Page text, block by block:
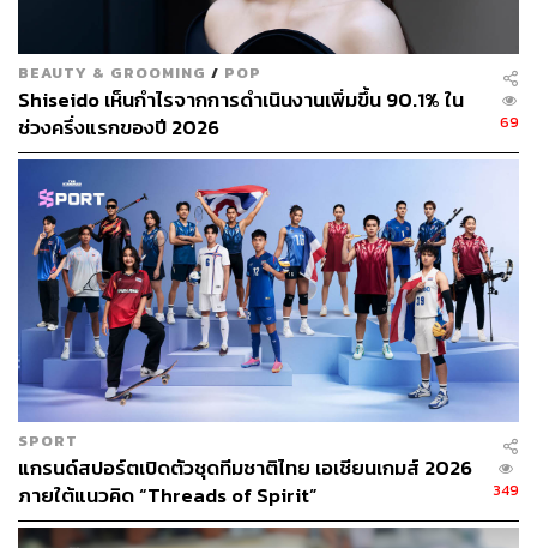
BEAUTY & GROOMING / POP
Shiseido เห็นกำไรจากการดำเนินงานเพิ่มขึ้น 90.1% ใน
ช่วงครึ่งแรกของปี 2026
69
SPORT
แกรนด์สปอร์ตเปิดตัวชุดทีมชาติไทย เอเชียนเกมส์ 2026
ภายใต้แนวคิด “Threads of Spirit”
349